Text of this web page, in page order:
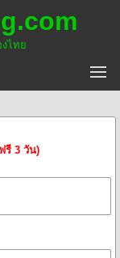
ไทย
รี 3 วัน)